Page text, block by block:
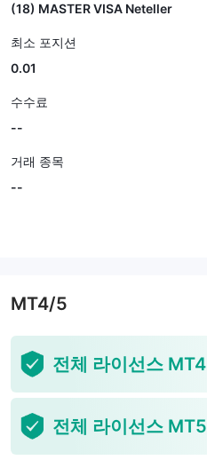
(18) MASTER VISA Neteller
최소 포지션
0.01
수수료
--
거래 종목
--
MT4/5
전체 라이선스 MT4
전체 라이선스 MT5